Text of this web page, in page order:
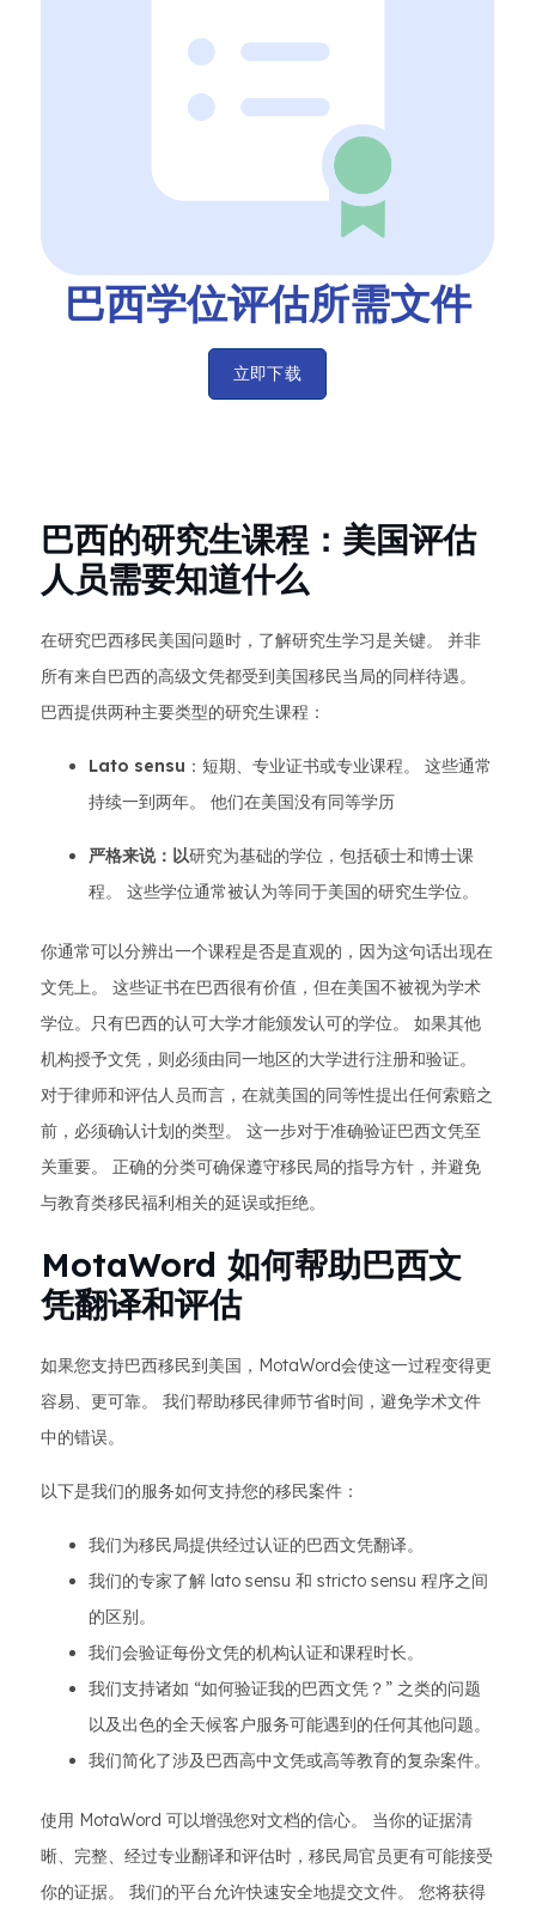
巴西学位评估所需文件
立即下载
巴西的研究生课程：美国评估
人员需要知道什么
在研究巴西移民美国问题时，了解研究生学习是关键。 并非
所有来自巴西的高级文凭都受到美国移民当局的同样待遇。
巴西提供两种主要类型的研究生课程：
Lato sensu ：短期、专业证书或专业课程。 这些通常
持续一到两年。 他们在美国没有同等学历
严格来说：以研究为基础的学位，包括硕士和博士课
程。 这些学位通常被认为等同于美国的研究生学位。
你通常可以分辨出一个课程是否是直观的，因为这句话出现在
文凭上。 这些证书在巴西很有价值，但在美国不被视为学术
学位。只有巴西的认可大学才能颁发认可的学位。 如果其他
机构授予文凭，则必须由同一地区的大学进行注册和验证。
对于律师和评估人员而言，在就美国的同等性提出任何索赔之
前，必须确认计划的类型。 这一步对于准确验证巴西文凭至
关重要。 正确的分类可确保遵守移民局的指导方针，并避免
与教育类移民福利相关的延误或拒绝。
MotaWord 如何帮助巴西文
凭翻译和评估
如果您支持巴西移民到美国，MotaWord会使这一过程变得更
容易、更可靠。 我们帮助移民律师节省时间，避免学术文件
中的错误。
以下是我们的服务如何支持您的移民案件：
我们为移民局提供经过认证的巴西文凭翻译。
我们的专家了解 lato sensu 和 stricto sensu 程序之间
的区别。
我们会验证每份文凭的机构认证和课程时长。
我们支持诸如 “如何验证我的巴西文凭？” 之类的问题
以及出色的全天候客户服务可能遇到的任何其他问题。
我们简化了涉及巴西高中文凭或高等教育的复杂案件。
使用 MotaWord 可以增强您对文档的信心。 当你的证据清
晰、完整、经过专业翻译和评估时，移民局官员更有可能接受
你的证据。 我们的平台允许快速安全地提交文件。 您将获得